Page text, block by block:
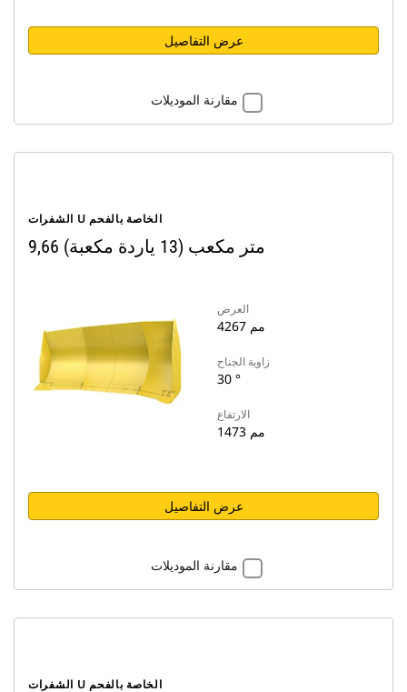
عرض التفاصيل
مقارنة الموديلات
الشفرات U الخاصة بالفحم
9,66 متر مكعب (13 ياردة مكعبة)
العرض
4267 مم
زاوية الجناح
30 °
الارتفاع
1473 مم
عرض التفاصيل
مقارنة الموديلات
الشفرات U الخاصة بالفحم